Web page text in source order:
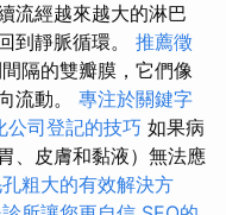
流經越來越大的淋巴
到靜脈循環。 推薦徵
隔的雙瓣膜，它們像
流動。 專注於關鍵字
公司登記的技巧 如果病
、皮膚和黏液）無法應
粗大的有效解決方